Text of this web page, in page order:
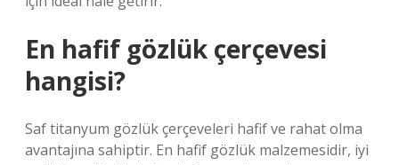
En hafif gözlük çerçevesi
hangisi?
Saf titanyum gözlük çerçeveleri hafif ve rahat olma
avantajına sahiptir. En hafif gözlük malzemesidir, iyi